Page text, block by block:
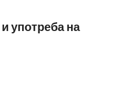
употреба на